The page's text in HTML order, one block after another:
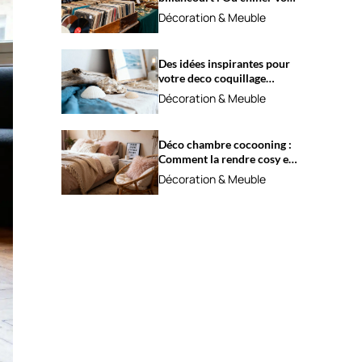
trésors ?
Décoration & Meuble
Des idées inspirantes pour
votre deco coquillage
marine
Décoration & Meuble
Déco chambre cocooning :
Comment la rendre cosy et
apaisante ?
Décoration & Meuble